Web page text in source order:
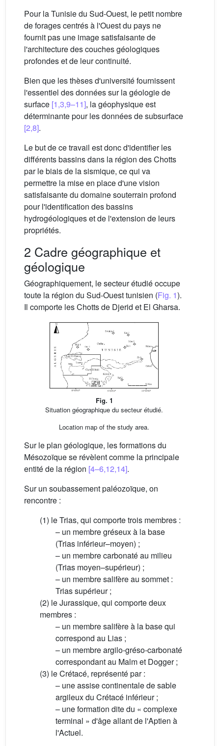
Pour la Tunisie du Sud-Ouest, le petit nombre
de forages centrés à l'Ouest du pays ne
fournit pas une image satisfaisante de
l'architecture des couches géologiques
profondes et de leur continuité.
Bien que les thèses d'université fournissent
l'essentiel des données sur la géologie de
surface [1,3,9–11], la géophysique est
déterminante pour les données de subsurface
[2,8].
Le but de ce travail est donc d'identifier les
différents bassins dans la région des Chotts
par le biais de la sismique, ce qui va
permettre la mise en place d'une vision
satisfaisante du domaine souterrain profond
pour l'identification des bassins
hydrogéologiques et de l'extension de leurs
propriétés.
2 Cadre géographique et
géologique
Géographiquement, le secteur étudié occupe
toute la région du Sud-Ouest tunisien (Fig. 1).
Il comporte les Chotts de Djerid et El Gharsa.
Fig. 1
Situation géographique du secteur étudié.
Location map of the study area.
Sur le plan géologique, les formations du
Mésozoïque se révèlent comme la principale
entité de la région [4–6,12,14].
Sur un soubassement paléozoïque, on
rencontre :
(1) le Trias, qui comporte trois membres :
– un membre gréseux à la base
(Trias inférieur–moyen) ;
– un membre carbonaté au milieu
(Trias moyen–supérieur) ;
– un membre salifère au sommet :
Trias supérieur ;
(2) le Jurassique, qui comporte deux
membres :
– un membre salifère à la base qui
correspond au Lias ;
– un membre argilo-gréso-carbonaté
correspondant au Malm et Dogger ;
(3) le Crétacé, représenté par :
– une assise continentale de sable
argileux du Crétacé inférieur ;
– une formation dite du « complexe
terminal » d'âge allant de l'Aptien à
l'Actuel.